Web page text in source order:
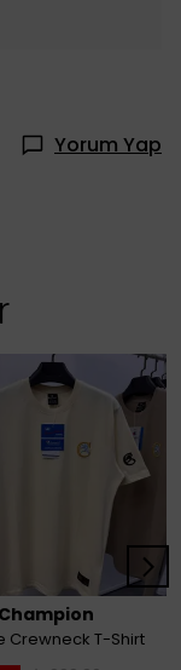
Yorum Yap
Champion
Crewneck T-Shirt